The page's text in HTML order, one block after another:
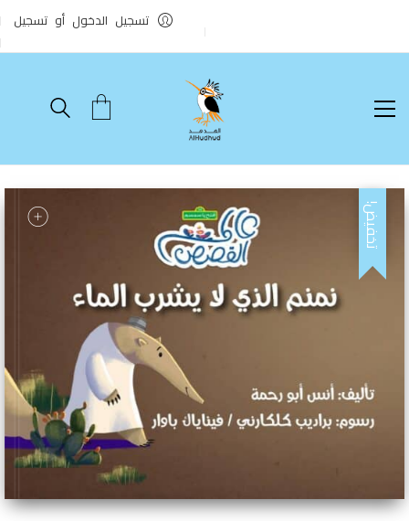
تسجيل الدخول أو تسجيل
تخفيض!